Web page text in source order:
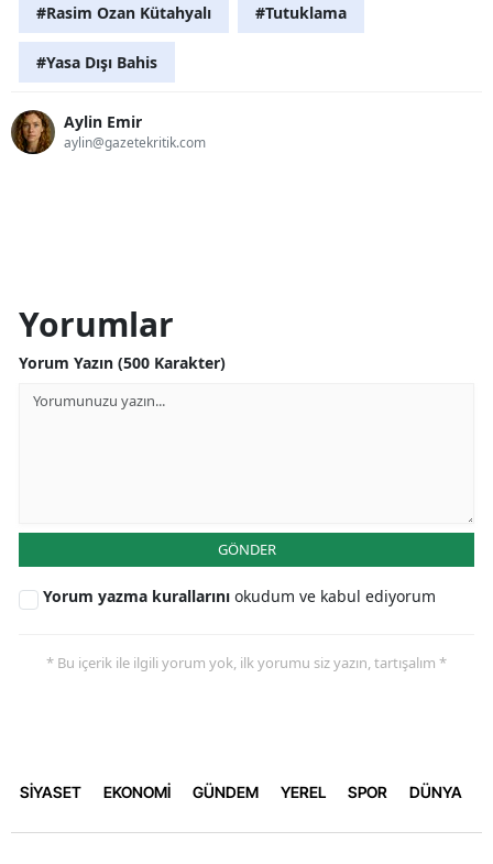
#Rasim Ozan Kütahyalı #Tutuklama
#Yasa Dışı Bahis
Aylin Emir
aylin@gazetekritik.com
Yorumlar
Yorum Yazın (500 Karakter)
GÖNDER
Yorum yazma kurallarını okudum ve kabul ediyorum
* Bu içerik ile ilgili yorum yok, ilk yorumu siz yazın, tartışalım *
SİYASET EKONOMİ GÜNDEM YEREL SPOR DÜNYA